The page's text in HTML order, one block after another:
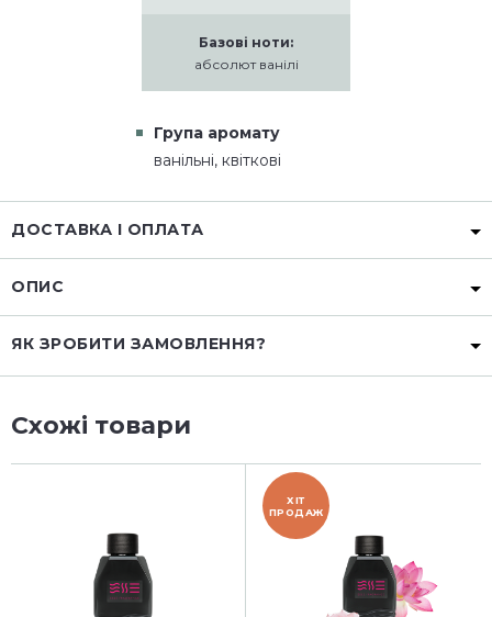
Базові ноти:
абсолют ванілі
Група аромату
ванільні, квіткові
ДОСТАВКА І ОПЛАТА
ОПИС
ЯК ЗРОБИТИ ЗАМОВЛЕННЯ?
Схожі товари
ХІТ
ПРОДАЖ